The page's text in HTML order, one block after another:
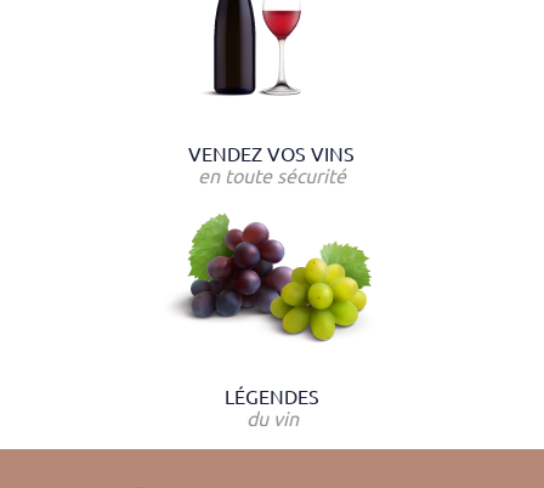
VENDEZ VOS VINS
en toute sécurité
LÉGENDES
du vin